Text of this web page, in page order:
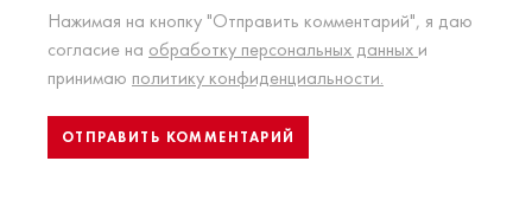
Нажимая на кнопку "Отправить комментарий", я даю
согласие на обработку персональных данных и
принимаю политику конфиденциальности.